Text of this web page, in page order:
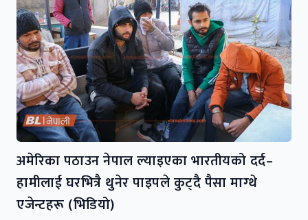
अमेरिका पठाउन नेपाल ल्याइएका भारतीयको दर्द–
हामीलाई घरभित्रै थुनेर पाइपले कुट्दै पैसा माग्थे
एजेन्टहरू (भिडियो)